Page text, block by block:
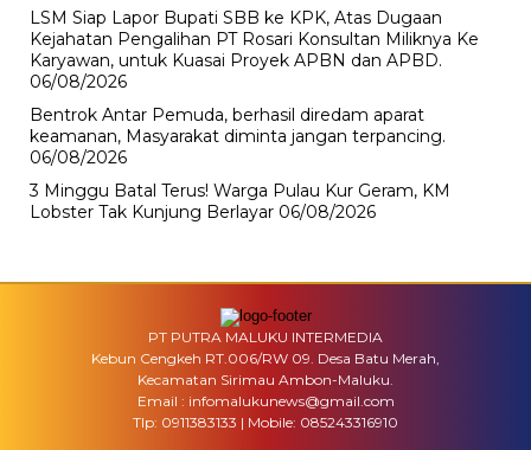
LSM Siap Lapor Bupati SBB ke KPK, Atas Dugaan
Kejahatan Pengalihan PT Rosari Konsultan Miliknya Ke
Karyawan, untuk Kuasai Proyek APBN dan APBD.
06/08/2026
Bentrok Antar Pemuda, berhasil diredam aparat
keamanan, Masyarakat diminta jangan terpancing.
06/08/2026
3 Minggu Batal Terus! Warga Pulau Kur Geram, KM
Lobster Tak Kunjung Berlayar 06/08/2026
PT PUTRA MALUKU INTERMEDIA
Kebun Cengkeh RT.006/RW 09. Desa Batu Merah,
Kecamatan Sirimau Ambon-Maluku.
Email : infomalukunews@gmail.com
Tlp: 0911383133 | Mobile: 085243316910